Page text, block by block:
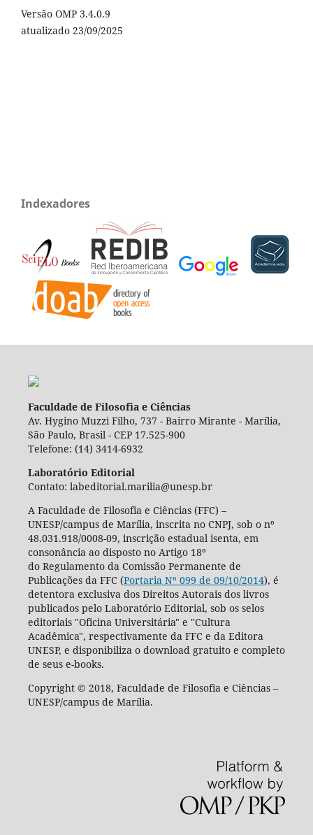
Versão OMP 3.4.0.9
atualizado 23/09/2025
Indexadores
Faculdade de Filosofia e Ciências
Av. Hygino Muzzi Filho, 737 - Bairro Mirante - Marília,
São Paulo, Brasil - CEP 17.525-900
Telefone: (14) 3414-6932
Laboratório Editorial
Contato: labeditorial.marilia@unesp.br
A Faculdade de Filosofia e Ciências (FFC) –
UNESP/campus de Marília, inscrita no CNPJ, sob o nº
48.031.918/0008-09, inscrição estadual isenta, em
consonância ao disposto no Artigo 18º
do Regulamento da Comissão Permanente de
Publicações da FFC (Portaria Nº 099 de 09/10/2014), é
detentora exclusiva dos Direitos Autorais dos livros
publicados pelo Laboratório Editorial, sob os selos
editoriais "Oficina Universitária" e "Cultura
Acadêmica", respectivamente da FFC e da Editora
UNESP, e disponibiliza o download gratuito e completo
de seus e-books.
Copyright © 2018, Faculdade de Filosofia e Ciências –
UNESP/campus de Marília.